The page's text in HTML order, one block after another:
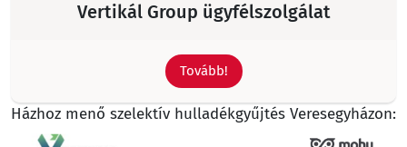
Vertikál Group ügyfélszolgálat
Tovább!
Házhoz menő szelektív hulladékgyűjtés Veresegyházon: